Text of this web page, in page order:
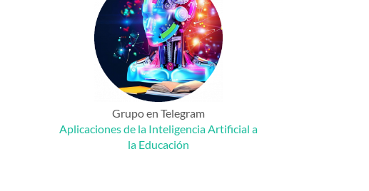
Grupo en Telegram
Aplicaciones de la Inteligencia Artificial a
la Educación